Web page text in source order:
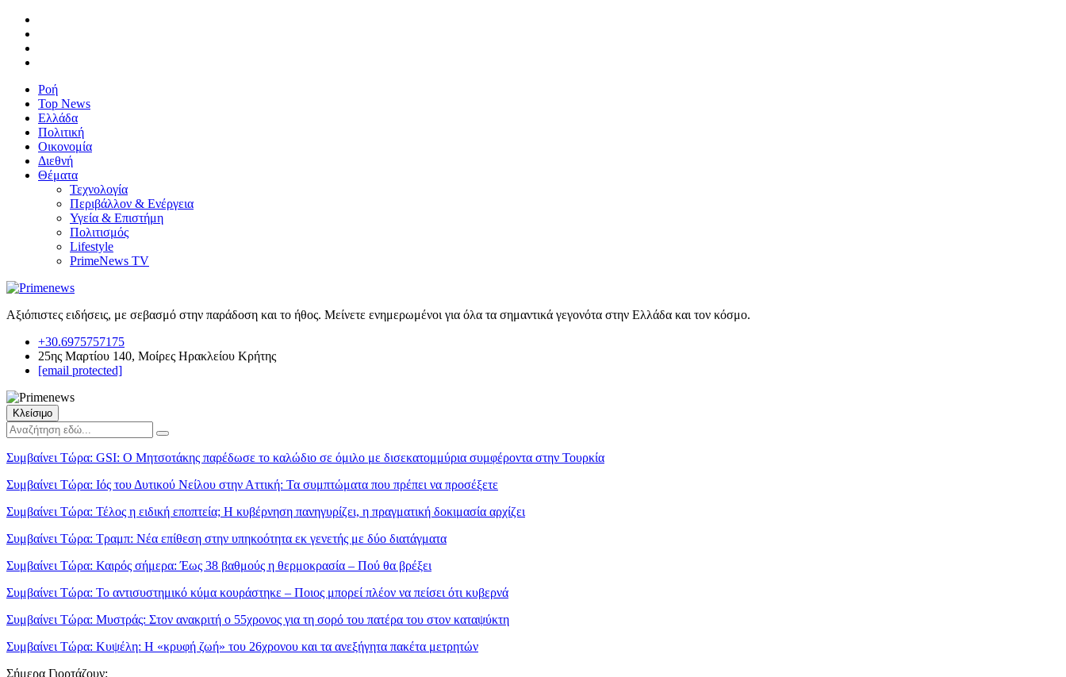
Ροή
Top News
Ελλάδα
Πολιτική
Οικονομία
Διεθνή
Θέματα
Τεχνολογία
Περιβάλλον & Ενέργεια
Υγεία & Επιστήμη
Πολιτισμός
Lifestyle
PrimeNews TV
Αξιόπιστες ειδήσεις, με σεβασμό στην παράδοση και το ήθος. Μείνετε ενημερωμένοι για όλα τα σημαντικά γεγονότα στην Ελλάδα και τον κόσμο.
+30.6975757175
25ης Μαρτίου 140, Μοίρες Ηρακλείου Κρήτης
[email protected]
Κλείσιμο
Συμβαίνει Τώρα: GSI: Ο Μητσοτάκης παρέδωσε το καλώδιο σε όμιλο με δισεκατομμύρια συμφέροντα στην Τουρκία
Συμβαίνει Τώρα: Ιός του Δυτικού Νείλου στην Αττική: Τα συμπτώματα που πρέπει να προσέξετε
Συμβαίνει Τώρα: Τέλος η ειδική εποπτεία; Η κυβέρνηση πανηγυρίζει, η πραγματική δοκιμασία αρχίζει
Συμβαίνει Τώρα: Τραμπ: Νέα επίθεση στην υπηκοότητα εκ γενετής με δύο διατάγματα
Συμβαίνει Τώρα: Καιρός σήμερα: Έως 38 βαθμούς η θερμοκρασία – Πού θα βρέξει
Συμβαίνει Τώρα: Το αντισυστημικό κύμα κουράστηκε – Ποιος μπορεί πλέον να πείσει ότι κυβερνά
Συμβαίνει Τώρα: Μυστράς: Στον ανακριτή ο 55χρονος για τη σορό του πατέρα του στον καταψύκτη
Συμβαίνει Τώρα: Κυψέλη: Η «κρυφή ζωή» του 26χρονου και τα ανεξήγητα πακέτα μετρητών
Σήμερα Γιορτάζουν: